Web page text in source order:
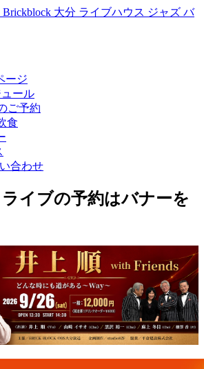
ージ
ール
ご予約
食
合わせ
イブの予約はバナーを